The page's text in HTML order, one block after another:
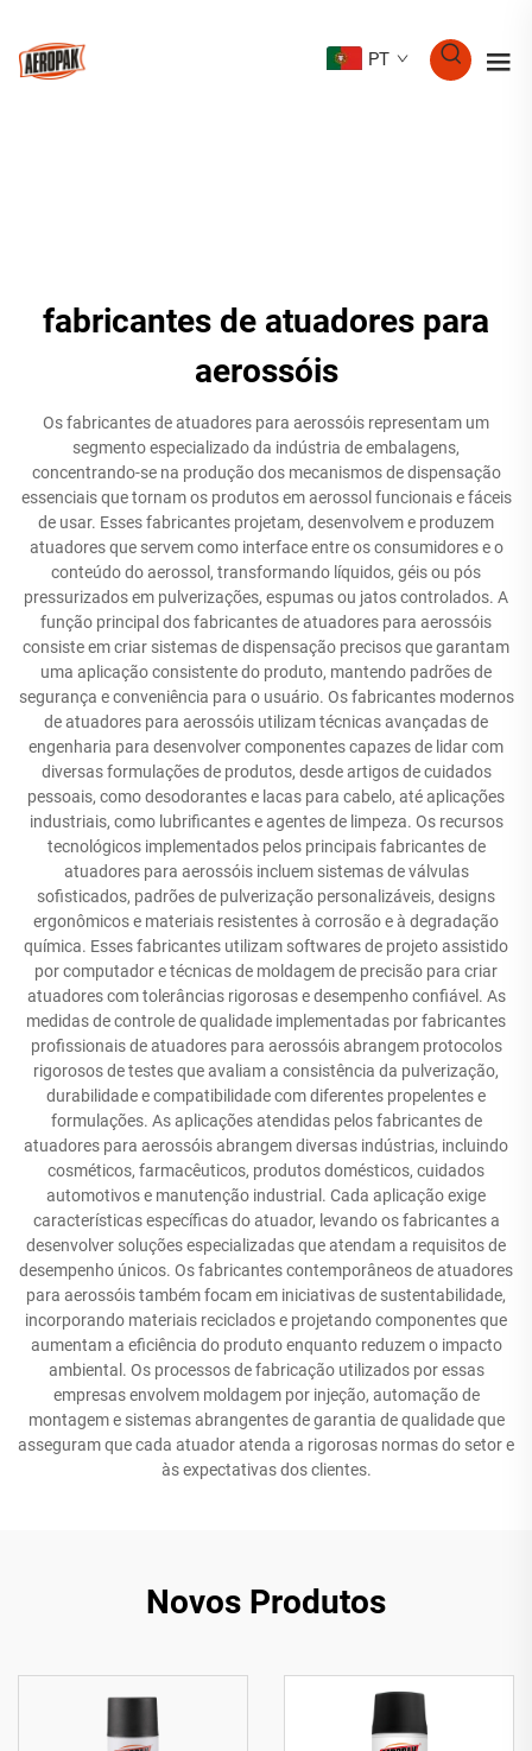
PT
fabricantes de atuadores para
aerossóis
Os fabricantes de atuadores para aerossóis representam um
segmento especializado da indústria de embalagens,
concentrando-se na produção dos mecanismos de dispensação
essenciais que tornam os produtos em aerossol funcionais e fáceis
de usar. Esses fabricantes projetam, desenvolvem e produzem
atuadores que servem como interface entre os consumidores e o
conteúdo do aerossol, transformando líquidos, géis ou pós
pressurizados em pulverizações, espumas ou jatos controlados. A
função principal dos fabricantes de atuadores para aerossóis
consiste em criar sistemas de dispensação precisos que garantam
uma aplicação consistente do produto, mantendo padrões de
segurança e conveniência para o usuário. Os fabricantes modernos
de atuadores para aerossóis utilizam técnicas avançadas de
engenharia para desenvolver componentes capazes de lidar com
diversas formulações de produtos, desde artigos de cuidados
pessoais, como desodorantes e lacas para cabelo, até aplicações
industriais, como lubrificantes e agentes de limpeza. Os recursos
tecnológicos implementados pelos principais fabricantes de
atuadores para aerossóis incluem sistemas de válvulas
sofisticados, padrões de pulverização personalizáveis, designs
ergonômicos e materiais resistentes à corrosão e à degradação
química. Esses fabricantes utilizam softwares de projeto assistido
por computador e técnicas de moldagem de precisão para criar
atuadores com tolerâncias rigorosas e desempenho confiável. As
medidas de controle de qualidade implementadas por fabricantes
profissionais de atuadores para aerossóis abrangem protocolos
rigorosos de testes que avaliam a consistência da pulverização,
durabilidade e compatibilidade com diferentes propelentes e
formulações. As aplicações atendidas pelos fabricantes de
atuadores para aerossóis abrangem diversas indústrias, incluindo
cosméticos, farmacêuticos, produtos domésticos, cuidados
automotivos e manutenção industrial. Cada aplicação exige
características específicas do atuador, levando os fabricantes a
desenvolver soluções especializadas que atendam a requisitos de
desempenho únicos. Os fabricantes contemporâneos de atuadores
para aerossóis também focam em iniciativas de sustentabilidade,
incorporando materiais reciclados e projetando componentes que
aumentam a eficiência do produto enquanto reduzem o impacto
ambiental. Os processos de fabricação utilizados por essas
empresas envolvem moldagem por injeção, automação de
montagem e sistemas abrangentes de garantia de qualidade que
asseguram que cada atuador atenda a rigorosas normas do setor e
às expectativas dos clientes.
Novos Produtos